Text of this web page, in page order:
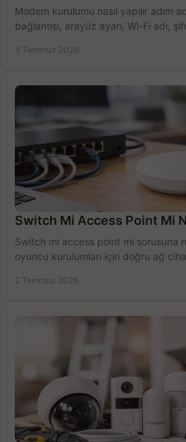
Modem kurulumu nasıl yapılır adım
bağlantısı, arayüz ayarı, Wi-Fi adı,
4 Temmuz 2026
Switch Mi Access Point Mi
Switch mi access point mi sorusuna
oyuncu kurulumları için doğru ağ
2 Temmuz 2026